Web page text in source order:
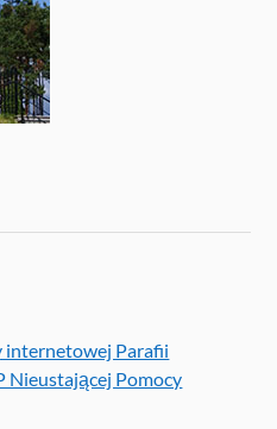
Parafii
Nieustającej Pomocy